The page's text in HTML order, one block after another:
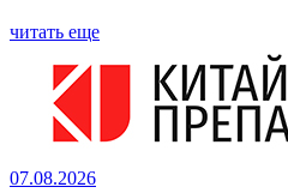
читать еще
07.08.2026